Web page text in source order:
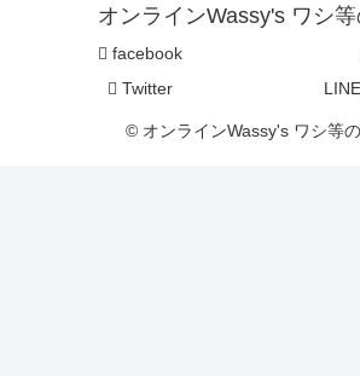
オンラインWassy's ワシ等
facebook
Twitter
© オンラインWassy's ワシ等の